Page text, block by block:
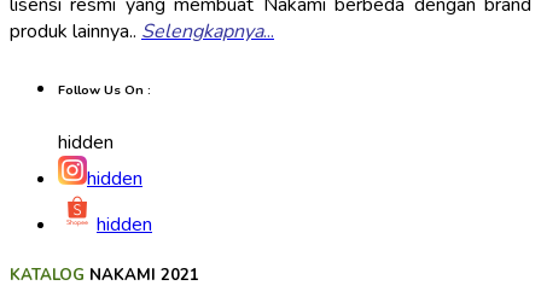
produk lainnya.. Selengkapnya...
Follow Us On :
hidden
hidden
hidden
KATALOG NAKAMI 2021